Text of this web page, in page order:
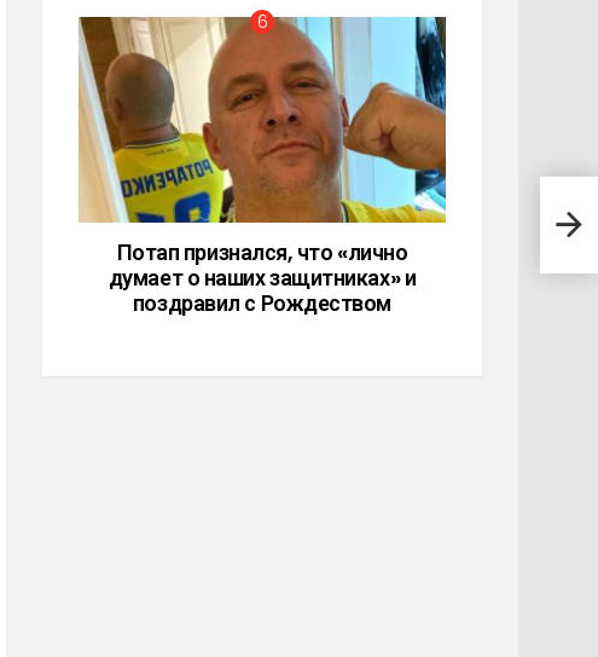
Потап признался, что «лично
думает о наших защитниках» и
поздравил с Рождеством